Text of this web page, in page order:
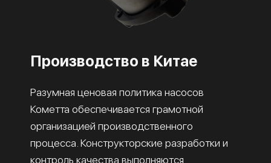
Производство в Китае
Разумная ценовая политика насосов
Кометта обеспечивается грамотной
организацией производственного
процесса. Конструкторские разработки и
контроль качества выполняются